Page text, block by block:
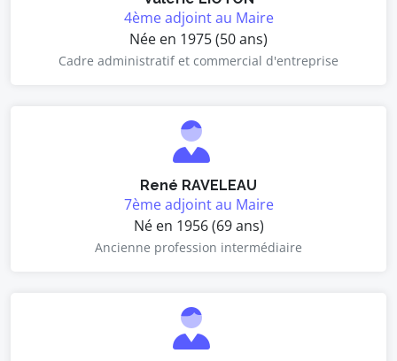
4ème adjoint au Maire
Née en 1975 (50 ans)
Cadre administratif et commercial d'entreprise
René RAVELEAU
7ème adjoint au Maire
Né en 1956 (69 ans)
Ancienne profession intermédiaire